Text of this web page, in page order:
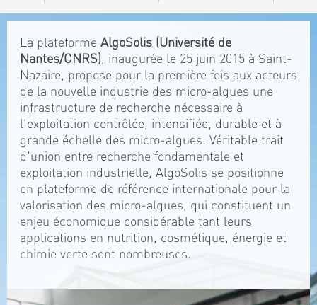
La plateforme AlgoSolis (Université de
Nantes/CNRS), inaugurée le 25 juin 2015 à Saint-
Nazaire, propose pour la première fois aux acteurs
de la nouvelle industrie des micro-algues une
infrastructure de recherche nécessaire à
l'exploitation contrôlée, intensifiée, durable et à
grande échelle des micro-algues. Véritable trait
d'union entre recherche fondamentale et
exploitation industrielle, AlgoSolis se positionne
en plateforme de référence internationale pour la
valorisation des micro-algues, qui constituent un
enjeu économique considérable tant leurs
applications en nutrition, cosmétique, énergie et
chimie verte sont nombreuses.